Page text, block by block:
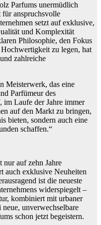
Parfums unermüdlich
anspruchsvolle
setzt auf exklusive,
und Komplexität
Philosophie, den Fokus
zu legen, hat
zahlreiche
Meisterwerk, das eine
Parfümeur des
im Laufe der Jahre immer
auf den Markt zu bringen,
bieten, sondern auch eine
schaffen.“
auf zehn Jahre
auch exklusive Neuheiten
ist die neueste
widerspiegelt –
kombiniert mit urbaner
unverwechselbare
schon jetzt begeistern.